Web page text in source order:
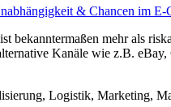
& Chancen im E-
bekanntermaßen mehr als
Kanäle wie z.B.
Logistik, Marketing,